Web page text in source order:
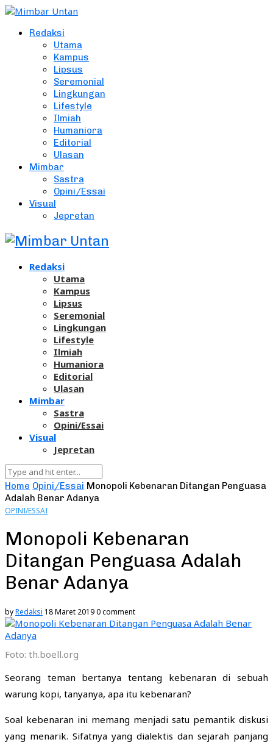
Redaksi
Utama
Kampus
Lipsus
Seremonial
Lingkungan
Lifestyle
Ilmiah
Humaniora
Editorial
Ulasan
Mimbar
Sastra
Opini/Essai
Visual
Jepretan
Redaksi
Utama
Kampus
Lipsus
Seremonial
Lingkungan
Lifestyle
Ilmiah
Humaniora
Editorial
Ulasan
Mimbar
Sastra
Opini/Essai
Visual
Jepretan
Home Opini/Essai Monopoli Kebenaran Ditangan Penguasa
Adalah Benar Adanya
OPINI/ESSAI
Monopoli Kebenaran
Ditangan Penguasa Adalah
Benar Adanya
byRedaksi 18 Maret 20190 comment
Foto: th.boell.org
Seorang teman bertanya tentang kebenaran di sebuah
warung kopi, tanyanya, apa itu kebenaran?
Soal kebenaran ini memang menjadi satu pemantik diskusi
yang menarik. Sifatnya yang dialektis dan sejarah panjang